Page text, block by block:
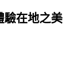
驗在地之美